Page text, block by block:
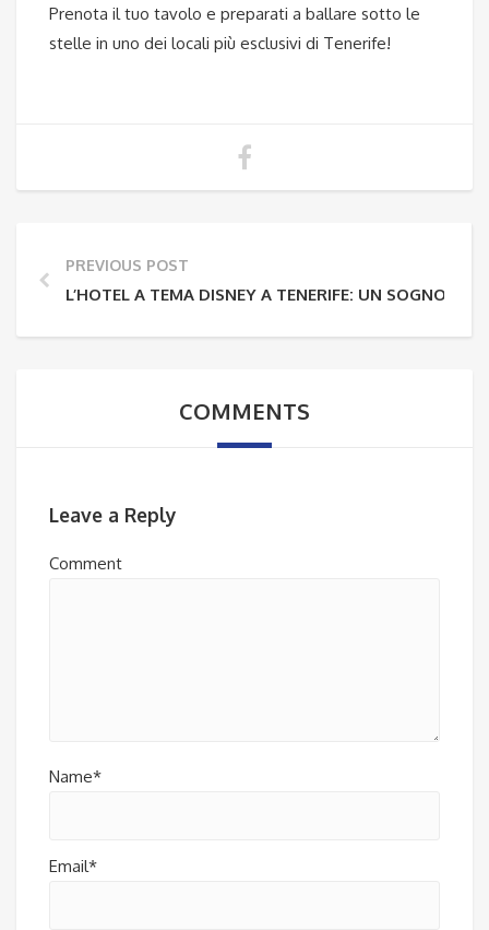
Prenota il tuo tavolo e preparati a ballare sotto le
stelle in uno dei locali più esclusivi di Tenerife!
PREVIOUS POST
L’HOTEL A TEMA DISNEY A TENERIFE: UN SOGNO PER
COMMENTS
Leave a Reply
Comment
Name*
Email*